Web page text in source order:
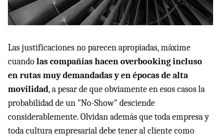
Las justificaciones no parecen apropiadas, máxime
cuandolas compañías hacen overbooking incluso
en rutas muy demandadas y en épocas de alta
movilidad, a pesar de que obviamente en esos casos la
probabilidad de un "No-Show" desciende
considerablemente. Olvidan además que toda empresa y
toda cultura empresarial debe tener al cliente como